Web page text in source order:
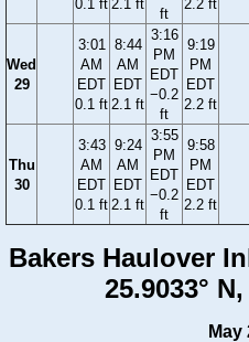
0.1 ft 2.1 ft
ft
2.2 ft
Wed
29
3:01
AM
EDT
0.1 ft
8:44
AM
EDT
2.1 ft
3:16
PM
EDT
−0.2
ft
9:19
PM
EDT
2.2 ft
Thu
30
3:43
AM
EDT
0.1 ft
9:24
AM
EDT
2.1 ft
3:55
PM
EDT
−0.2
ft
9:58
PM
EDT
2.2 ft
Bakers Haulover
25.9033°
May